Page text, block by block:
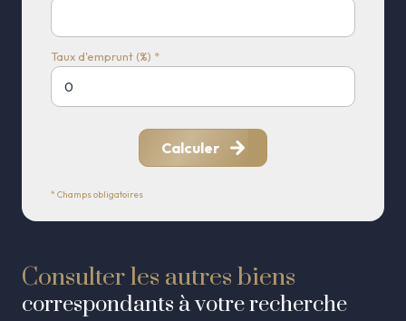
Taux d'emprunt (%) *
Calculer
* Champs obligatoires
Consulter les autres biens
correspondants à votre recherche